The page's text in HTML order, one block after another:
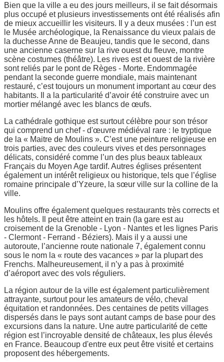
Bien que la ville a eu des jours meilleurs, il se fait désormais
plus occupé et plusieurs investissements ont été réalisés afin
de mieux accueillir les visiteurs. Il y a deux musées : l’un est
le Musée archéologique, la Renaissance du vieux palais de
la duchesse Anne de Beaujeu, tandis que le second, dans
une ancienne caserne sur la rive ouest du fleuve, montre
scène costumes (théâtre). Les rives est et ouest de la rivière
sont reliés par le pont de Règes - Morte. Endommagée
pendant la seconde guerre mondiale, mais maintenant
restauré, c’est toujours un monument important au cœur des
habitants. Il a la particularité d’avoir été construire avec un
mortier mélangé avec les blancs de œufs.
La cathédrale gothique est surtout célèbre pour son trésor
qui comprend un chef - d'œuvre médiéval rare : le tryptique
de la « Maitre de Moulins ». C’est une peinture religieuse en
trois parties, avec des couleurs vives et des personnages
délicats, considéré comme l’un des plus beaux tableaux
Français du Moyen Age tardif. Autres églises présentent
également un intérêt religieux ou historique, tels que l’église
romaine principale d’Yzeure, la sœur ville sur la colline de la
ville.
Moulins offre également quelques restaurants très corrects et
les hôtels. Il peut être atteint en train (la gare est au
croisement de la Grenoble - Lyon - Nantes et les lignes Paris
- Clermont - Ferrand - Béziers). Mais il y a aussi une
autoroute, l’ancienne route nationale 7, également connu
sous le nom la « route des vacances » par la plupart des
Frenchs. Malheureusement, il n’y a pas à proximité
d’aéroport avec des vols réguliers.
La région autour de la ville est également particulièrement
attrayante, surtout pour les amateurs de vélo, cheval
équitation et randonnées. Des centaines de petits villages
dispersés dans le pays sont autant camps de base pour des
excursions dans la nature. Une autre particularité de cette
région est l’incroyable densité de châteaux, les plus élevés
en France. Beaucoup d'entre eux peut être visité et certains
proposent des hébergements.